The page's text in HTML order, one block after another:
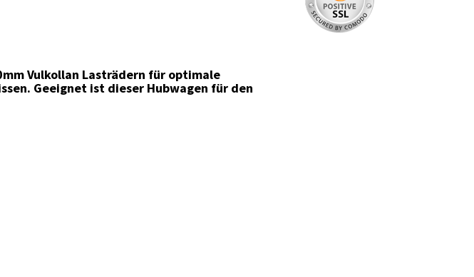
Vulkollan Lasträdern für optimale
Geeignet ist dieser Hubwagen für den